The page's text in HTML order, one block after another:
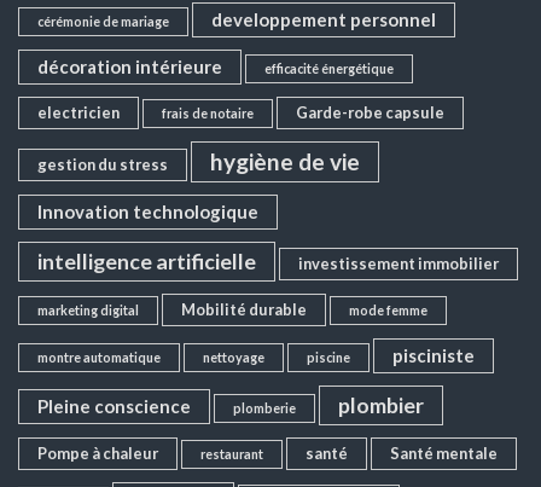
cérémonie de mariage developpement personnel
décoration intérieure efficacité énergétique
electricien frais de notaire Garde-robe capsule
gestion du stress hygiène de vie
Innovation technologique
intelligence artificielle investissement immobilier
marketing digital Mobilité durable mode femme
montre automatique nettoyage piscine pisciniste
Pleine conscience plomberie plombier
Pompe à chaleur restaurant santé Santé mentale